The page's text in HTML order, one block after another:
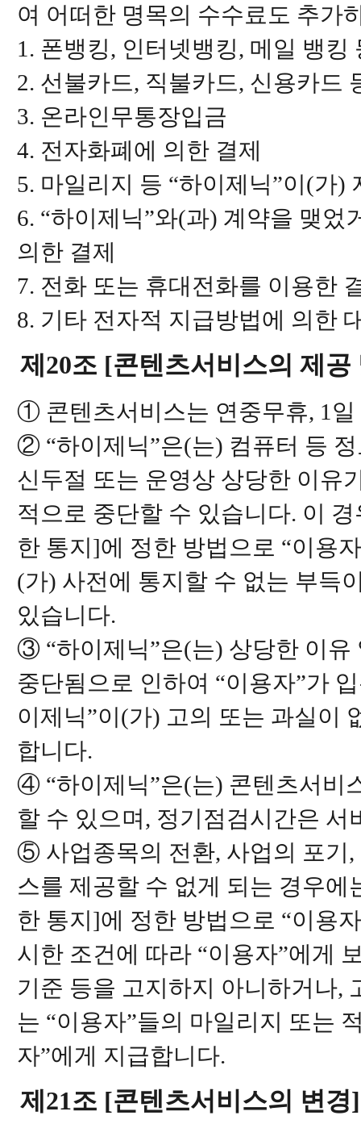
여 어떠한 명목의 수수료도 추가
1. 폰뱅킹, 인터넷뱅킹, 메일 뱅킹
2. 선불카드, 직불카드, 신용카드
3. 온라인무통장입금
4. 전자화폐에 의한 결제
5. 마일리지 등 “하이제닉”이(가)
6. “하이제닉”와(과) 계약을 맺었
의한 결제
7. 전화 또는 휴대전화를 이용한
8. 기타 전자적 지급방법에 의한
제20조 [콘텐츠서비스의 제공
① 콘텐츠서비스는 연중무휴, 1
② “하이제닉”은(는) 컴퓨터 등
신두절 또는 운영상 상당한 이유
적으로 중단할 수 있습니다. 이
한 통지]에 정한 방법으로 “이용
(가) 사전에 통지할 수 없는 부득
있습니다.
③ “하이제닉”은(는) 상당한 이유
중단됨으로 인하여 “이용자”가
이제닉”이(가) 고의 또는 과실이
합니다.
④ “하이제닉”은(는) 콘텐츠서비
할 수 있으며, 정기점검시간은
⑤ 사업종목의 전환, 사업의 포기
스를 제공할 수 없게 되는 경우에
한 통지]에 정한 방법으로 “이용
시한 조건에 따라 “이용자”에게
기준 등을 고지하지 아니하거나,
는 “이용자”들의 마일리지 또는
자”에게 지급합니다.
제21조 [콘텐츠서비스의 변경]